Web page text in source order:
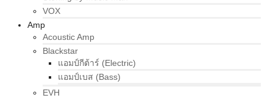
VOX
Amp
Acoustic Amp
Blackstar
แอมป์กีต้าร์ (Electric)
แอมป์เบส (Bass)
EVH